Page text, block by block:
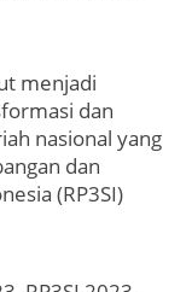
menjadi
dan
nasional yang
dan
(RP3SI)